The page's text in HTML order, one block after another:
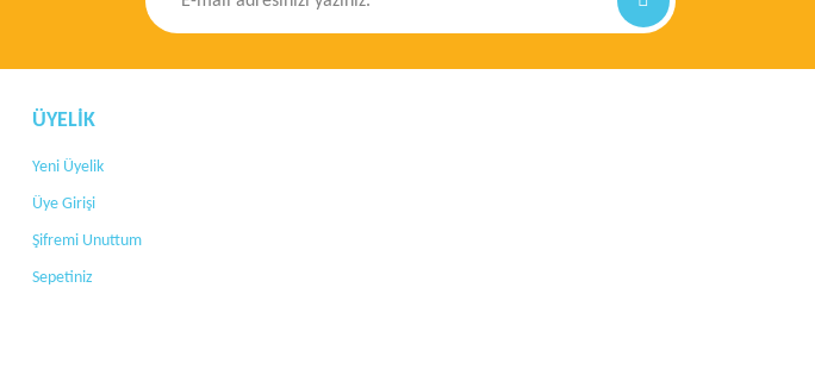
ÜYELİK
Yeni Üyelik
Üye Girişi
Şifremi Unuttum
Sepetiniz